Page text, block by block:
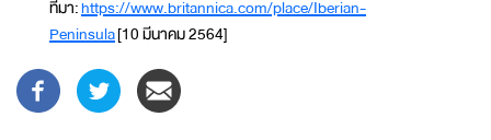
ที่มา:https://www.britannica.com/place/Iberian-
Peninsula[10 มีนาคม 2564]